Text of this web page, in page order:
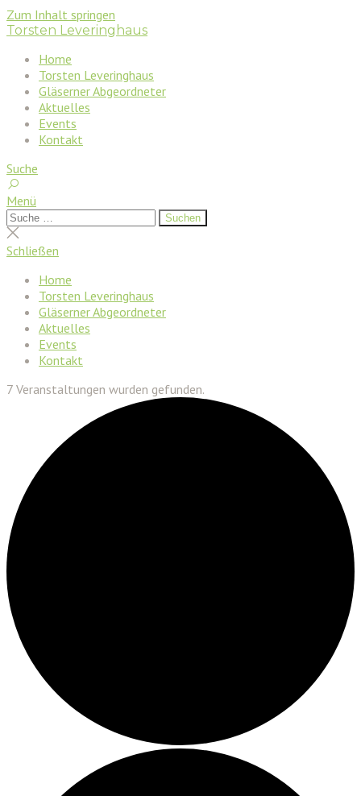
Zum Inhalt springen
Torsten Leveringhaus
Home
Torsten Leveringhaus
Gläserner Abgeordneter
Aktuelles
Events
Kontakt
Suche
Menü
Suchen
nach:
Suchen
Suche
schließen
Schließen
Home
Torsten Leveringhaus
Gläserner Abgeordneter
Aktuelles
Events
Kontakt
7 Veranstaltungen wurden gefunden.